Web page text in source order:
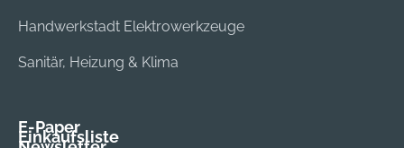
Handwerkstadt Elektrowerkzeuge
Sanitär, Heizung & Klima
E-Paper
Einkaufsliste